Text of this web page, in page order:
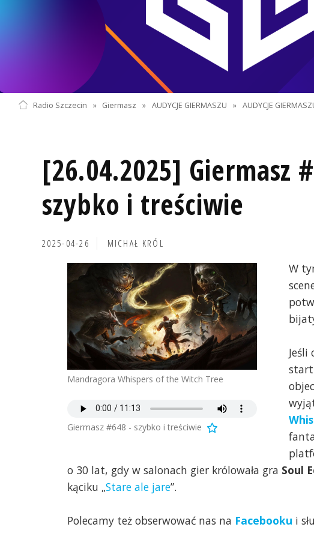
Radio Szczecin » Giermasz » AUDYCJE GIERMASZU » AUDYCJE
[26.04.2025] Giermasz
szybko i treściwie
2025-04-26 MICHAŁ KRÓL
Mandragora Whispers of the Witch Tree
Giermasz #648 - szybko i treściwie
W
Jeśli
o 30 lat, gdy w salonach gier królowała gra Soul
kąciku „Stare ale jare”.
Polecamy też obserwować nas na Facebooku i